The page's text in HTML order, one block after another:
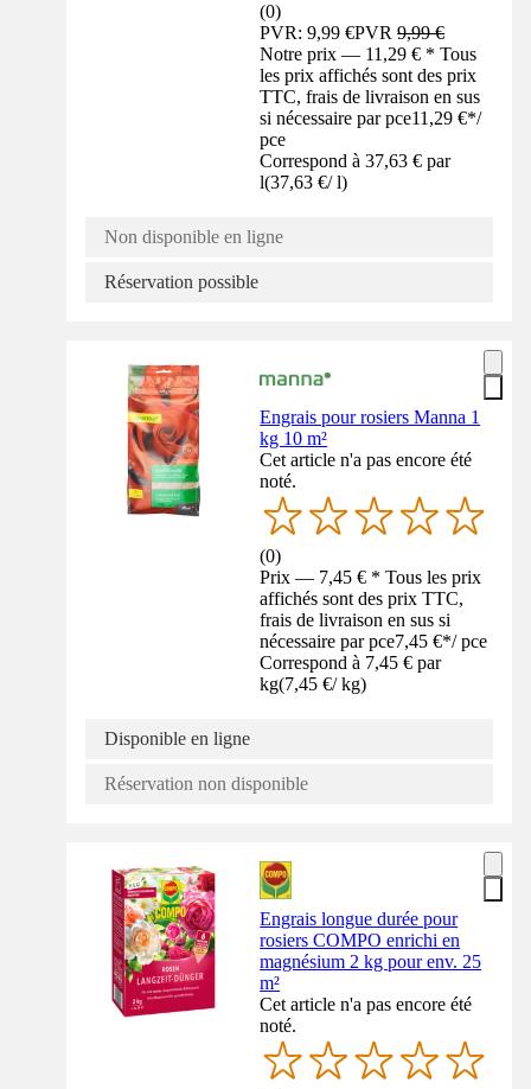
(0)
PVR: 9,99 €PVR9,99 €
Notre prix — 11,29 € * Tous
les prix affichés sont des prix
TTC, frais de livraison en sus
si nécessaire par pce11,29 €*/
pce
Correspond à 37,63 € par
l(37,63 €/ l)
Non disponible en ligne
Réservation possible
Engrais pour rosiers Manna 1
kg 10 m²
Cet article n'a pas encore été
noté.
(0)
Prix — 7,45 € * Tous les prix
affichés sont des prix TTC,
frais de livraison en sus si
nécessaire par pce7,45 €*/ pce
Correspond à 7,45 € par
kg(7,45 €/ kg)
Disponible en ligne
Réservation non disponible
Engrais longue durée pour
rosiers COMPO enrichi en
magnésium 2 kg pour env. 25
m²
Cet article n'a pas encore été
noté.